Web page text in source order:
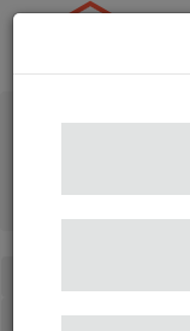
Дозатор молока
Избранное